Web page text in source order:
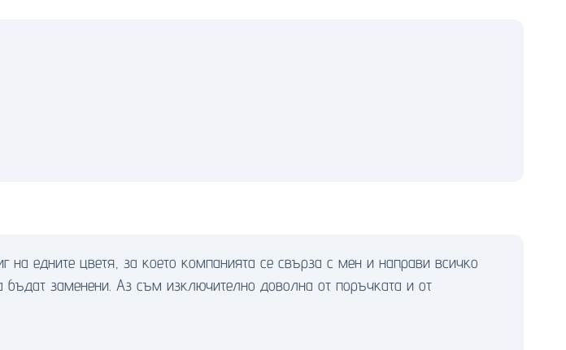
едните цветя, за което компанията се свърза с мен и направи всичко
заменени. Аз съм изключително доволна от поръчката и от